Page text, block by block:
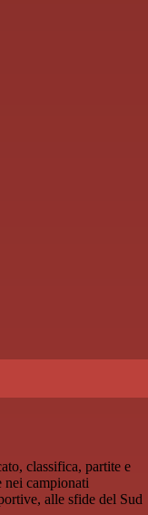
classifica, partite e
nei campionati
alle sfide del Sud